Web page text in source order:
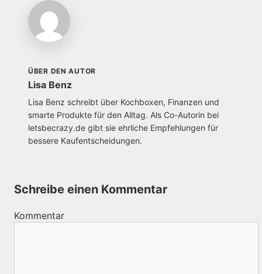
ÜBER DEN AUTOR
Lisa Benz
Lisa Benz schreibt über Kochboxen, Finanzen und
smarte Produkte für den Alltag. Als Co-Autorin bei
letsbecrazy.de gibt sie ehrliche Empfehlungen für
bessere Kaufentscheidungen.
Schreibe einen Kommentar
Kommentar